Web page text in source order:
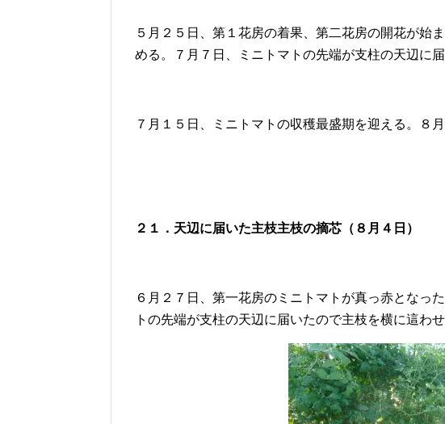
５月２５日、第１花房の着果、第二花房の開花が始
める。７月７日、ミニトマトの先端が支柱の天辺に
７月１５日、ミニトマトの収穫最盛期を迎える。８
２１．天辺に届いた主枝主枝の摘芯（８ 月４日 ）
６月２７日、第一花房のミニトマトが真っ赤となっ
トの先端が支柱の天辺に届いたので主枝を横に這わせ